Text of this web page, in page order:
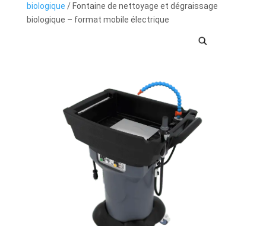
biologique / Fontaine de nettoyage et dégraissage
biologique – format mobile électrique